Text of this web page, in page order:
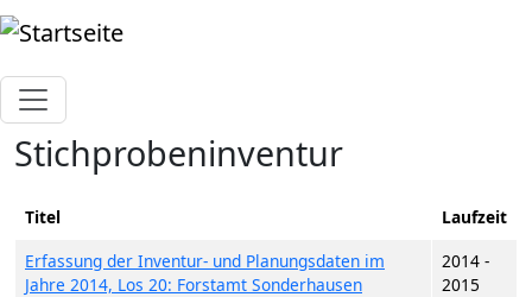
Direkt zum Inhalt
Stichprobeninventur
Titel
Laufzeit
Erfassung der Inventur- und Planungsdaten im
Jahre 2014, Los 20: Forstamt Sonderhausen
2014 -
2015